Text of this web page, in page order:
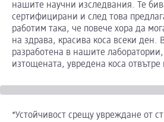
нашите научни изследвания. Те
сертифицирани и след това
работим така, че повече хора да
на здрава, красива коса всеки ден.
разработена в нашите
изтощената, увредена коса отвътре
*Устойчивост срещу увреждане от